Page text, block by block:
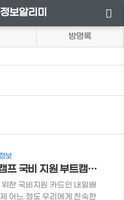
보알리미
방명록
보
내일배움캠프 국비 지원 부트캠프 알아보기 <총정리>
한 국비지원 카드인 내일배
어느 정도 우리에게 친숙한